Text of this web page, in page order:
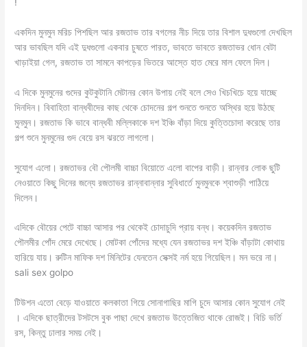
একদিন মুনমুন মরিচ পিশছিল আর রজতাভ তার বগলের নীচ দিয়ে তার বিশাল দুধগুলো দেখছিল
আর ভাবছিল যদি এই দুধগুলো একবার চুষতে পারত, ভাবতে ভাবতে রজতাভর ধোন বেটা
খাড়াইয়া গেল, রজতাভ তা সামনে কাপড়ের ভিতরে আস্তে হাত মেরে মাল ফেলে দিল।
এ দিকে মুনমুনের গুদের কুটকুটানি মেটানর কোন উপায় নেই বলে সেও খিচখিচে হয়ে যাচ্ছে
দিনদিন। বিবাহিতা বান্ধবীদের কাছ থেকে চোদনের গল্প শুনতে শুনতে অস্থির হয়ে উঠছে
মুনমুন। রজতাভ কি ভাবে বান্ধবী মল্লিকাকে দশ ইঞ্চি বাঁড়া দিয়ে কুত্তিচোদা করেছে তার
গল্প শুনে মুনমুনের গুদ বেয়ে রস ঝরতে লাগলো।
সুযোগ এলো। রজতাভর বৌ পৌলমী বাচ্চা বিয়োতে এলো বাপের বাড়ী। রান্নার লোক ছুটি
নেওয়াতে কিছু দিনের জন্যে রজতাভর রান্নাবান্নার সুবিধার্তে মুনমুনকে শ্বাশুড়ী পাঠিয়ে
দিলেন।
এদিকে বৌয়ের পেটে বাচ্চা আসার পর থেকেই চোদাচুদি প্রায় বন্ধ। কয়েকদিন রজতাভ
পৌলমীর পোঁদ মেরে দেখেছে। মোটকা পোঁদের মধ্যে যেন রজতাভর দশ ইঞ্চি বাঁড়াটা কোথায়
হারিয়ে যায়। রুটিন মাফিক দশ মিনিটের যেনতেন সেক্সই নর্ম হয়ে গিয়েছিল। মন ভরে না।
sali sex golpo
টিউশন এতো বেড়ে যাওয়াতে কলকাতা গিয়ে সোনাগাছির মাগি চুদে আসার কোন সুযোগ নেই
। এদিকে ছাত্রীদের টসটসে বুক পাছা দেখে রজতাভ উত্তেজিত থাকে রোজই। বিচি ভর্তি
রস, কিন্তু ঢালার সময় নেই।